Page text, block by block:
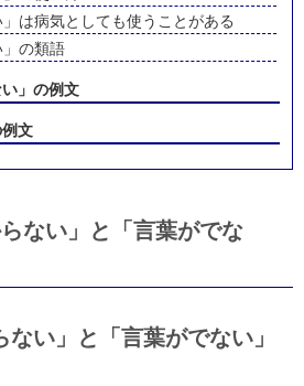
」は病気としても使うことがある
」の類語
い」の例文
例文
らない」と「言葉がでな
ない」と「言葉がでない」